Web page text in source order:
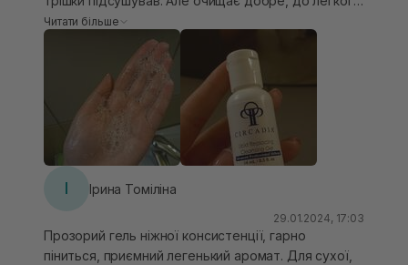
скрипу. Піниться також добре, навіть від малої
каплі. Думаю у весняно-літню пору він зайшов би
Читати більше
І Ірина Томіліна
29.01.2024, 17:03
Прозорий гель ніжної консистенції, гарно
піниться, приємний легенький аромат. Для сухої,